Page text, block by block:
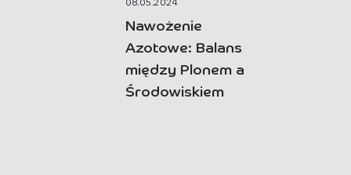
08.05.2024
Nawożenie
Azotowe: Balans
między Plonem a
Środowiskiem